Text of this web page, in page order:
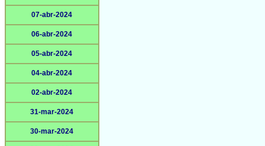
07-abr-2024
06-abr-2024
05-abr-2024
04-abr-2024
02-abr-2024
31-mar-2024
30-mar-2024